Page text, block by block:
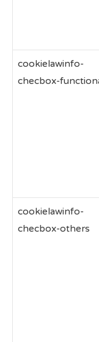
cookielawinfo-
checbox-
cookielawinfo-
checbox-others